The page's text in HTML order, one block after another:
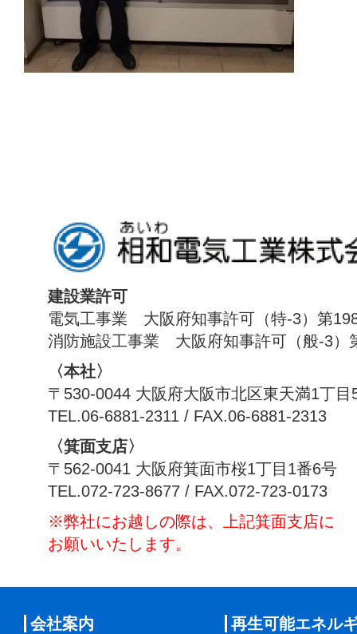
建設業許可
電気工事業 大阪府知事許可（特-3）第
消防施設工事業 大阪府知事許可（般-3）
〈本社〉
〒530-0044 大阪府大阪市北区東天満1丁目
TEL.06-6881-2311 / FAX.06-6881-2313
〈箕面支店〉
〒562-0041 大阪府箕面市桜1丁目1番6号
TEL.072-723-8677 / FAX.072-723-0173
※弊社にお越しの際は、上記箕面支店に
お願いいたします。
会社案内
再生可能エネル